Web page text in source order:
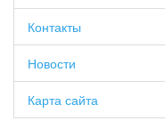
Контакты
Новости
Карта сайта